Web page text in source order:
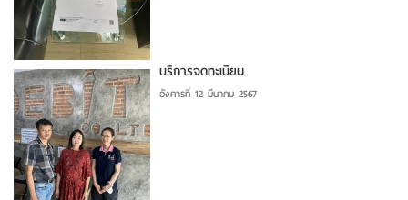
บริการจดทะเบียน
อังคารที่ 12 มีนาคม 2567